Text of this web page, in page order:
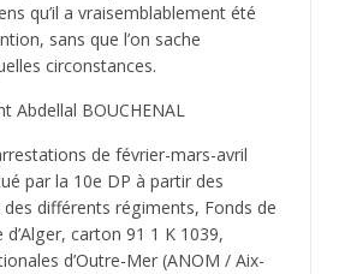
qu’il a vraisemblablement été
sans que l’on sache
circonstances.
Abdellal BOUCHENAL
de février-mars-avril
par la 10e DP à partir des
différents régiments, Fonds de
carton 91 1 K 1039,
d’Outre-Mer (ANOM / Aix-